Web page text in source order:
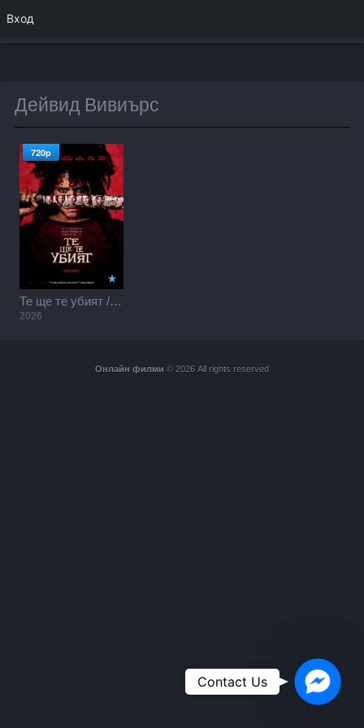
Дейвид Вивиърс
Те ще те убият / They Will Kill You (2026)
2026
720p
Онлайн филми © 2026 All rights reserved
Вход
Contact Us